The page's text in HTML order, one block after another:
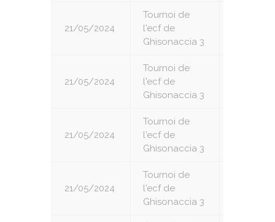
21/05/2024
Tournoi de
l'ecf de
Ghisonaccia 3
21/05/2024
Tournoi de
l'ecf de
Ghisonaccia 3
21/05/2024
Tournoi de
l'ecf de
Ghisonaccia 3
21/05/2024
Tournoi de
l'ecf de
Ghisonaccia 3